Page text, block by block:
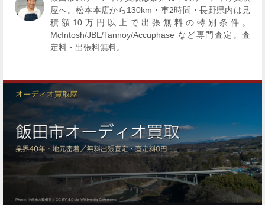
屋へ。松本本店から130km・車2時間・長野県内は見
積額10万円以上で出張無料の特別条件。
McIntosh/JBL/Tannoy/Accuphase など専門査定。査
定料・出張料無料。